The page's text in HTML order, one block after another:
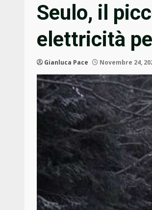
Seulo, il
elettricità
Gianluca Pace Novembre 24,